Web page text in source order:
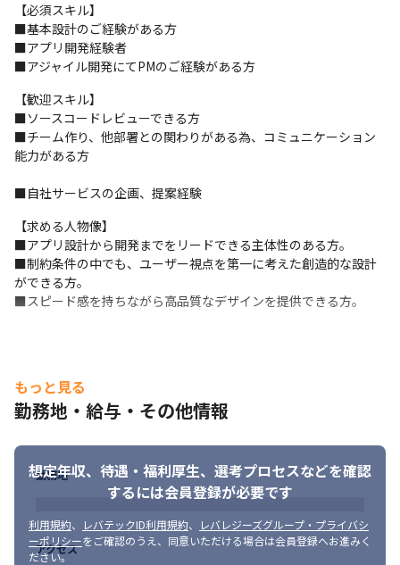
インを策定。
・開発者との調整: デザインが技術的に実現可能であることを確
認。
・変更対応: 開発過程で発生する仕様変更に対応し、デザインを調
整。
6. デザインのトレンド分析
・市場調査: 最新のデザイントレンドを調査し、適切なアイデアを
取り入れる。
・競合分析: 他社アプリを分析して、差別化ポイントを見つける。
7. アクセシビリティと多言語対応
・アクセシビリティ対応: 障害のあるユーザーにも使いやすいデザ
インを設計。
・多言語対応: グローバル展開を視野に入れたデザインを策定。
【必須スキル】
■基本設計のご経験がある方
■アプリ開発経験者
■アジャイル開発にてPMのご経験がある方
【歓迎スキル】
■ソースコードレビューできる方
■チーム作り、他部署との関わりがある為、コミュニケーション
能力がある方
■自社サービスの企画、提案経験
【求める人物像】
■アプリ設計から開発までをリードできる主体性のある方。
■制約条件の中でも、ユーザー視点を第一に考えた創造的な設計
ができる方。
■スピード感を持ちながら高品質なデザインを提供できる方。
もっと見る
勤務地・給与・その他情報
想定年収、待遇・福利厚生、 選考プロセスなどを確認
するには会員登録が必要です
利用規約、 レバテックID利用規約、
レバレジーズグループ・プライバシ
ーポリシーをご確認のうえ、同意いただける場合は会員登録へお進みく
ださい。
勤務地
アクセス